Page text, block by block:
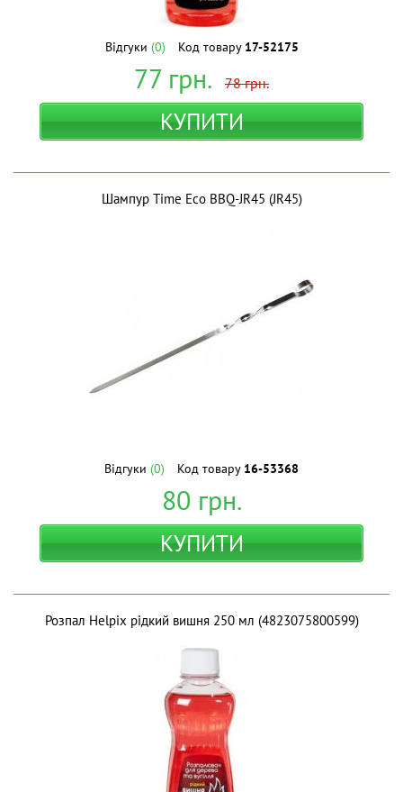
Відгуки (0) Код товару 17-52175
77грн. 78грн.
КУПИТИ
Шампур Time Eco BBQ-JR45 (JR45)
Відгуки (0) Код товару 16-53368
80 грн.
КУПИТИ
Розпал Helpix рідкий вишня 250 мл (4823075800599)